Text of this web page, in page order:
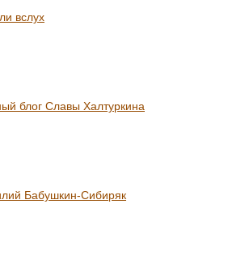
вслух
блог Славы Халтуркина
Бабушкин-Сибиряк